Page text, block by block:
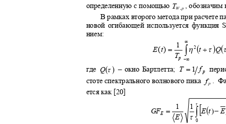
определенную с помощью ,
TW,p
В рамках второго метода при расчете
новой огибающей используется функция
нием:
∞
1
E(t) = η 2
(t+τ
)Q(τ
∫
Tp−∞
где – окно Бартлетта;T = 1fp
Q(τ)
стоте спектрального волнового пика .
fp
ется как [20]
1 1 τ
GFE = [E(t)− E
∫
E τ 0